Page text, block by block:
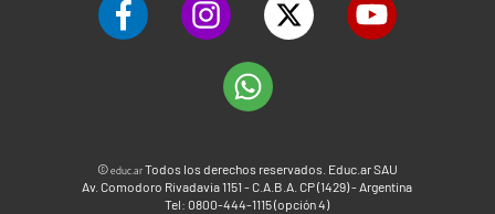
©educ.arTodos los derechos reservados. Educ.ar SAU
Av. Comodoro Rivadavia 1151 - C.A.B.A. CP (1429) - Argentina
Tel: 0800-444-1115 (opción 4)